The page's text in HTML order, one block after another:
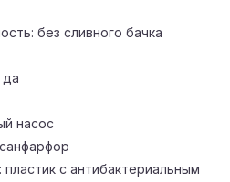
без сливного бачка
да
насос
с антибактериальным
рынок